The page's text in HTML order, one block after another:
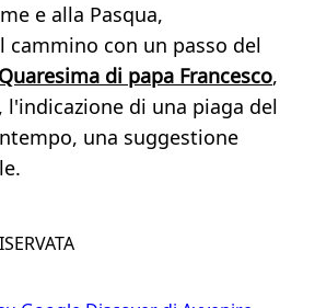
e alla Pasqua,
cammino con un passo del
di papa Francesco,
l'indicazione di una piaga del
una suggestione